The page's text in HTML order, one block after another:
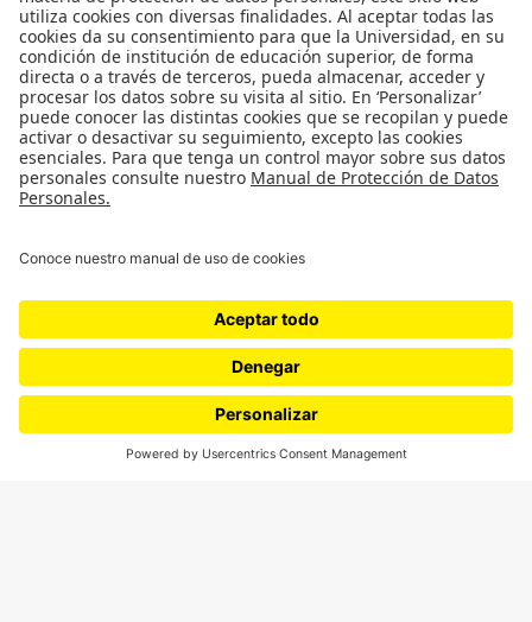
Medios y periodismo
Ciudad
Movilización social
¿Quiénes somos?
Ediciones especiales
Proyectos 070
SÍGUENOS